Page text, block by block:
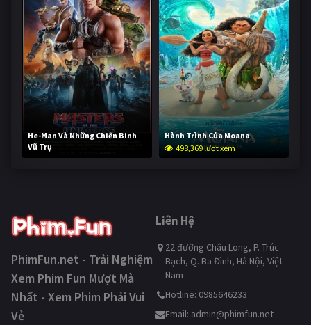
He-Man Và Những Chiến Binh
Vũ Trụ
247,818 lượt xem
Hành Trình Của Moana
498,369 lượt xem
PhimFun.net - Trải Nghiệm
Xem Phim Fun Mượt Mà
Nhất - Xem Phim Phải Vui
Vẻ
Liên Hệ
22 đường Châu Long, P. Trúc
Bạch, Q. Ba Đình, Hà Nội, Việt
Nam
Hotline: 0985646233
Email: admin@phimfun.net